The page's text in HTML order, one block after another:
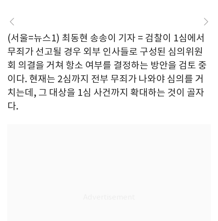
(서울=뉴스1) 최동현 송송이 기자 = 검찰이 1심에서
무죄가 선고될 경우 외부 인사들로 구성된 심의위원
회 의결을 거쳐 항소 여부를 결정하는 방안을 검토 중
이다. 현재는 2심까지 전부 무죄가 나와야 심의를 거
치는데, 그 대상을 1심 사건까지 확대하는 것이 골자
다.